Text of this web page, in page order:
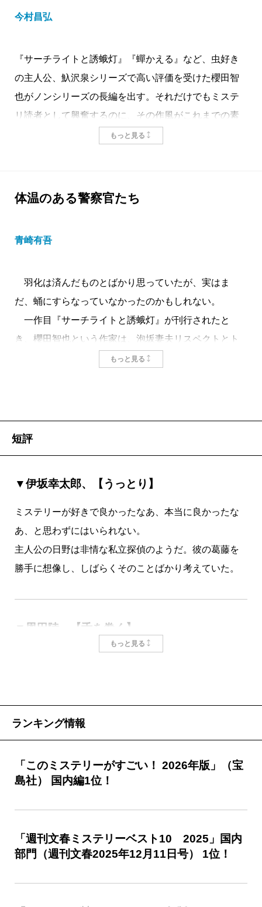
今村昌弘
『サーチライトと誘蛾灯』『蟬かえる』など、虫好き
の主人公、魞沢泉シリーズで高い評価を受けた櫻田智
也がノンシリーズの長編を出す。それだけでもミステ
リ読者として興奮するのに、その作風がこれまでの素
人探偵による連作短編とはまったく異なる警察ものだ
イスキーのような、奥深い味わいのミステリである。
る櫻田ミステリの新境地だ。
から始まる。死体は他殺であるのみならず、顔を潰さ
れ、歯を抜かれ、手首から先を切り落とされるとい
う、徹底して身元を隠蔽しようとした痕跡があった。
そして事件報道後、所轄署の生活安全課を一人の小学
生が訪れ、「死体はぼくのお父さんじゃないんです
体”の登場である。『失われた貌』のタイトルとカバー
デザインを見ただけで琴線にふれる人もきっと多いは
ひねった。科学捜査技術の発達した現代の街でそれを
登場させたところで、どうやって謎を維持するのだろ
う。探偵の論理のみが頼りとされるクローズド・サー
クルの中ならいざ知らず、警察の捜査が及ぶ場所で“顔
のない死体”を出すメリットがどれほどあるのかと思っ
なぜここまで手間をかけて死体を損壊させたのかとい
う新たな謎が、物語の背後で不気味な存在感を放つこ
ない死体とは別の変死体が見つかった部屋の住人の行
その捜査手法はいたずらにエンタメに傾くことなく、
複数の事件が絡み合い、増える事件関係者たちへの聞
多くのミステリ小説家にとってどう見所を作ったもの
んなに驚きのクライマックスが控えていても、そこに
たどり着くまでに読者の根気が尽きかねない。だがご
もっと見る
体温のある警察官たち
青崎有吾
羽化は済んだものとばかり思っていたが、実はま
だ、蛹にすらなっていなかったのかもしれない。
一作目『サーチライトと誘蛾灯』が刊行されたと
き、櫻田智也という作家は、泡坂妻夫リスペクトとト
リッキーな構成を売りとする、ユーモアミステリの担
した。三作目『六色の蛹』でもこの路線に磨きがかか
最新作『失われた貌』は、これまでとは毛色の異な
る長編県警小説であるという。一読して、さらに驚い
た。カッチリしているのに中心は温かい、あまりない
読み味の警察小説なのだ。つくづく追いかける価値の
ある作家である。そういえばデビュー前は、ウェブメ
か。まだまだ隠していそうですね、抽斗を。
『失われた貌』のストーリーもまた、意外性の連続で
のか。事件の裏では誰と誰がつながり、何が起こって
いたのか……。複数の事件と関係者たちの過去をめぐ
り、日野は思わぬ混沌へ踏み入る。
に、暗中模索の中で移り変わる場面ごとの空気が印象
と娘との間に流れる生々しい緊張感が描かれたかと思
もっと見る
短評
▼伊坂幸太郎、【うっとり】
ミステリーが好きで良かったなあ、本当に良かったな
あ、と思わずにはいられない。
主人公の日野は非情な私立探偵のようだ。彼の葛藤を
勝手に想像し、しばらくそのことばかり考えていた。
▼恩田陸、【舌を巻く】
成熟した小説が大胆な真相に至る──。
こういうミステリを待っていた。ついに、来てくれ
もっと見る
ランキング情報
「このミステリーがすごい！ 2026年版」（宝
島社） 国内編1位！
「週刊文春ミステリーベスト10 2025」国内
部門（週刊文春2025年12月11日号） 1位！